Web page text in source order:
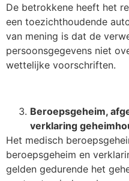
De betrokkene heeft het
een toezichthoudende
van mening is dat de
persoonsgegevens niet
wettelijke voorschriften.
Beroepsgeheim,
verklaring
Het medisch
beroepsgeheim en
gelden gedurende het